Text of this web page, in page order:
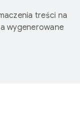
treści na
wygenerowane